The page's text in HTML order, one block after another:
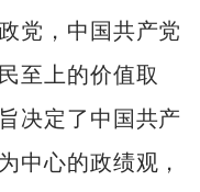
党，中国共产党
至上的价值取
决定了中国共产
中心的政绩观，